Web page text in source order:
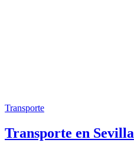
Transporte
Transporte en Sevilla